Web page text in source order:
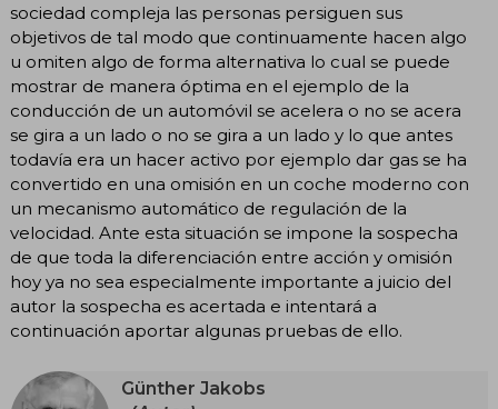
sociedad compleja las personas persiguen sus
objetivos de tal modo que continuamente hacen algo
u omiten algo de forma alternativa lo cual se puede
mostrar de manera óptima en el ejemplo de la
conducción de un automóvil se acelera o no se acera
se gira a un lado o no se gira a un lado y lo que antes
todavía era un hacer activo por ejemplo dar gas se ha
convertido en una omisión en un coche moderno con
un mecanismo automático de regulación de la
velocidad. Ante esta situación se impone la sospecha
de que toda la diferenciación entre acción y omisión
hoy ya no sea especialmente importante a juicio del
autor la sospecha es acertada e intentará a
continuación aportar algunas pruebas de ello.
Günther Jakobs